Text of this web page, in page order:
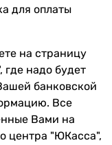
для оплаты
на страницу
где надо будет
банковской
Все
Вами на
центра "ЮКасса",